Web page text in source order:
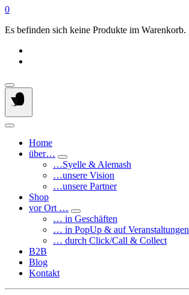
0
Es befinden sich keine Produkte im Warenkorb.
Home
über…
…Syelle & Alemash
…unsere Vision
…unsere Partner
Shop
vor Ort …
… in Geschäften
… in PopUp & auf Veranstaltungen
… durch Click/Call & Collect
B2B
Blog
Kontakt